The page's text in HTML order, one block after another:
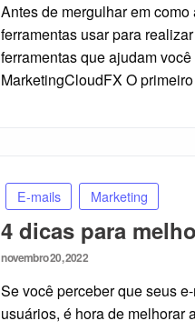
Antes de mergulhar em
ferramentas usar para
ferramentas que ajudam
MarketingCloudFX O
E-mails Marketing
4 dicas para
Posted
novembro 20, 2022
Se você perceber que seus
usuários, é hora de melhorar